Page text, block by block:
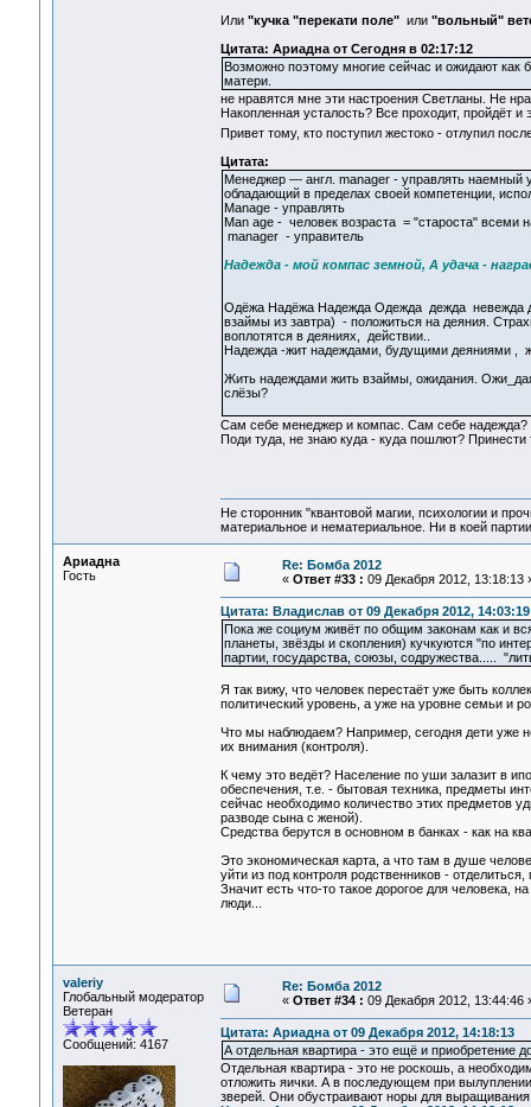
Или "кучка "перекати поле" или "вольный"
Цитата: Ариадна от Сегодня в 02:17:12
Возможно поэтому многие сейчас и ожидают как
матери.
не нравятся мне эти настроения Светланы. Не
Накопленная усталость? Все проходит, пройдёт
Привет тому, кто поступил жестоко - отлупил
Цитата:
Менеджер — англ. manager - управлять наемный
обладающий в пределах своей компетенции,
Manage - управлять
Man age - человек возраста = "староста" всеми
manager - управитель
Надежда - мой компас земной, А удача -
Одёжа Надёжа Надежда Одежда дежда невежда
взаймы из завтра) - положиться на деяния.
воплотятся в деяниях, действии..
Надежда -жит надеждами, будущими деяниями ,
Жить надеждами жить взаймы, ожидания.
слёзы?
Сам себе менеджер и компас. Сам себе надежда?
Поди туда, не знаю куда - куда пошлют? Принести
Не сторонник "квантовой магии, психологии и
материальное и нематериальное. Ни в коей
Ариадна
Гость
Re: Бомба 2012
« Ответ #33 : 09 Декабря 2012, 13:18:13
Цитата: Владислав от 09 Декабря 2012, 14:03:19
Пока же социум живёт по общим законам как и
планеты, звёзды и скопления) кучкуются "по
партии, государства, союзы, содружества.....
Я так вижу, что человек перестаёт уже быть
политический уровень, а уже на уровне семьи и
Что мы наблюдаем? Например, сегодня дети уже
их внимания (контроля).
К чему это ведёт? Население по уши залазит в
обеспечения, т.е. - бытовая техника, предметы
сейчас необходимо количество этих предметов
разводе сына с женой).
Средства берутся в основном в банках - как на
Это экономическая карта, а что там в душе
уйти из под контроля родственников -
Значит есть что-то такое дорогое для человека,
люди...
valeriy
Глобальный модератор
Ветеран
Сообщений: 4167
Re: Бомба 2012
« Ответ #34 : 09 Декабря 2012, 13:44:46
Цитата: Ариадна от 09 Декабря 2012, 14:18:13
А отдельная квартира - это ещё и приобретение
Отдельная квартира - это не роскошь, а
отложить яички. А в последующем при
зверей. Они обустраивают норы для выращивания